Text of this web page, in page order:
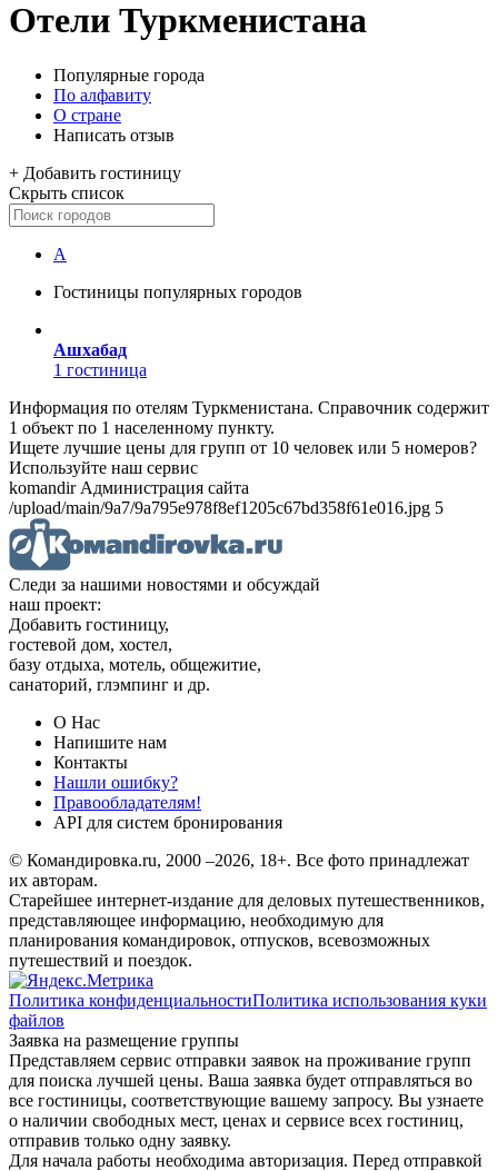
Отели Туркменистана
Популярные города
По алфавиту
О стране
Написать отзыв
+ Добавить гостиницу
Скрыть список
А
Гостиницы популярных городов
Ашхабад
1 гостиница
Информация по отелям Туркменистана. Справочник содержит
1 объект по 1 населенному пункту.
Ищете лучшие цены для групп от 10 человек или 5 номеров?
Используйте наш сервис
komandir Администрация сайта
/upload/main/9a7/9a795e978f8ef1205c67bd358f61e016.jpg 5
Следи за нашими новостями и обсуждай
наш проект:
Добавить гостиницу,
гостевой дом, хостел,
базу отдыха, мотель, общежитие,
санаторий, глэмпинг и др.
О Нас
Напишите нам
Контакты
Нашли ошибку?
Правообладателям!
API для систем бронирования
© Командировка.ru, 2000 –2026, 18+. Все фото принадлежат
их авторам.
Старейшее интернет-издание для деловых путешественников,
представляющее информацию, необходимую для
планирования командировок, отпусков, всевозможных
путешествий и поездок.
Политика конфиденциальностиПолитика использования куки
файлов
Заявка на размещение группы
Представляем сервис отправки заявок на проживание групп
для поиска лучшей цены. Ваша заявка будет отправляться во
все гостиницы, соответствующие вашему запросу. Вы узнаете
о наличии свободных мест, ценах и сервисе всех гостиниц,
отправив только одну заявку.
Для начала работы необходима авторизация. Перед отправкой